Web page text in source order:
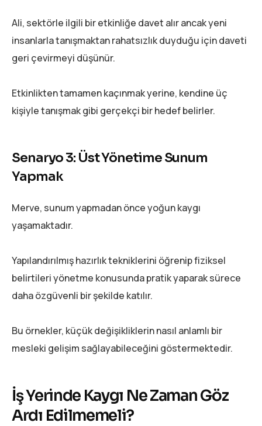
Ali, sektörle ilgili bir etkinliğe davet alır ancak yeni
insanlarla tanışmaktan rahatsızlık duyduğu için daveti
geri çevirmeyi düşünür.
Etkinlikten tamamen kaçınmak yerine, kendine üç
kişiyle tanışmak gibi gerçekçi bir hedef belirler.
Senaryo 3: Üst Yönetime Sunum
Yapmak
Merve, sunum yapmadan önce yoğun kaygı
yaşamaktadır.
Yapılandırılmış hazırlık tekniklerini öğrenip fiziksel
belirtileri yönetme konusunda pratik yaparak sürece
daha özgüvenli bir şekilde katılır.
Bu örnekler, küçük değişikliklerin nasıl anlamlı bir
mesleki gelişim sağlayabileceğini göstermektedir.
İş Yerinde Kaygı Ne Zaman Göz
Ardı Edilmemeli?